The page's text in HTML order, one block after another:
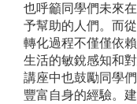
也呼籲同學們未來
予幫助的人們。而
轉化過程不僅僅依
生活的敏銳感知和
講座中也鼓勵同學
豐富自身的經驗。